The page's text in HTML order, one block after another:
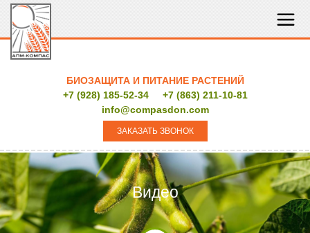
БИОЗАЩИТА И ПИТАНИЕ РАСТЕНИЙ
+7 (928) 185-52-34
+7 (863) 211-10-81
info@compasdon.com
ЗАКАЗАТЬ ЗВОНОК
Видео